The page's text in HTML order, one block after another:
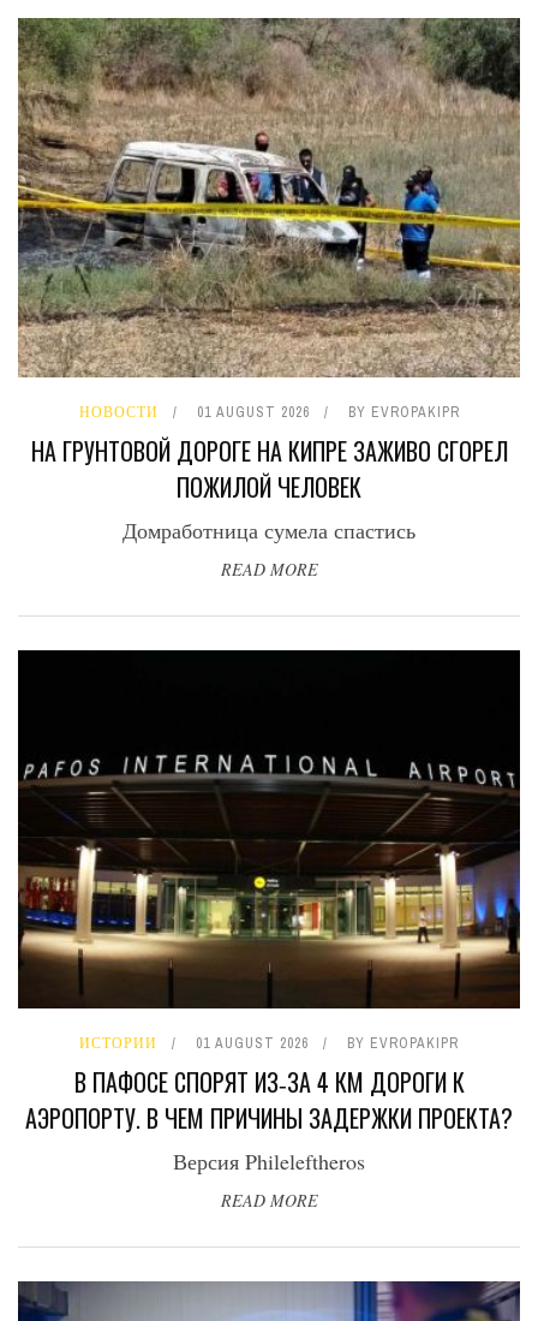
НОВОСТИ 01 AUGUST 2026 BY EVROPAKIPR
НА ГРУНТОВОЙ ДОРОГЕ НА КИПРЕ ЗАЖИВО СГОРЕЛ
ПОЖИЛОЙ ЧЕЛОВЕК
Домработница сумела спастись
READ MORE
ИСТОРИИ 01 AUGUST 2026 BY EVROPAKIPR
В ПАФОСЕ СПОРЯТ ИЗ‑ЗА 4 КМ ДОРОГИ К
АЭРОПОРТУ. В ЧЕМ ПРИЧИНЫ ЗАДЕРЖКИ ПРОЕКТА?
Версия Phileleftheros
READ MORE